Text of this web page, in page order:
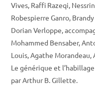
Vives, Raffi Razeqi,
Robespierre Ganro,
Dorian Verloppe,
Mohammed Bensaber,
Louis, Agathe
Le générique et
par Arthur B. Gillette.